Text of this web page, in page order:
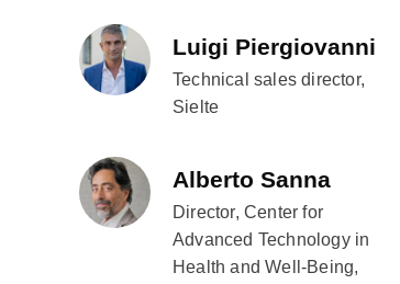
Luigi Piergiovanni
Technical sales director,
Sielte
Alberto Sanna
Director, Center for
Advanced Technology in
Health and Well-Being,